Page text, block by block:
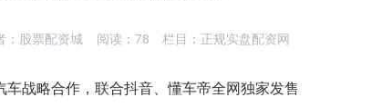
：股票配资城 阅读： 78 栏目： 正规实盘配资网
战略合作，联合抖音、懂车帝全网独家发售